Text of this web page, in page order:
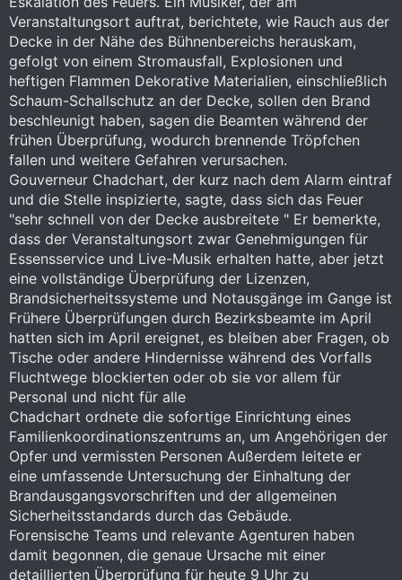
Veranstaltungsort auftrat, berichtete, wie Rauch aus der
Decke in der Nähe des Bühnenbereichs herauskam,
gefolgt von einem Stromausfall, Explosionen und
heftigen Flammen Dekorative Materialien, einschließlich
Schaum-Schallschutz an der Decke, sollen den Brand
beschleunigt haben, sagen die Beamten während der
frühen Überprüfung, wodurch brennende Tröpfchen
fallen und weitere Gefahren verursachen.
Gouverneur Chadchart, der kurz nach dem Alarm eintraf
und die Stelle inspizierte, sagte, dass sich das Feuer
"sehr schnell von der Decke ausbreitete " Er bemerkte,
dass der Veranstaltungsort zwar Genehmigungen für
Essensservice und Live-Musik erhalten hatte, aber jetzt
eine vollständige Überprüfung der Lizenzen,
Brandsicherheitssysteme und Notausgänge im Gange ist
Frühere Überprüfungen durch Bezirksbeamte im April
hatten sich im April ereignet, es bleiben aber Fragen, ob
Tische oder andere Hindernisse während des Vorfalls
Fluchtwege blockierten oder ob sie vor allem für
Personal und nicht für alle
Chadchart ordnete die sofortige Einrichtung eines
Familienkoordinationszentrums an, um Angehörigen der
Opfer und vermissten Personen Außerdem leitete er
eine umfassende Untersuchung der Einhaltung der
Brandausgangsvorschriften und der allgemeinen
Sicherheitsstandards durch das Gebäude.
Forensische Teams und relevante Agenturen haben
damit begonnen, die genaue Ursache mit einer
detaillierten Überprüfung für heute 9 Uhr zu